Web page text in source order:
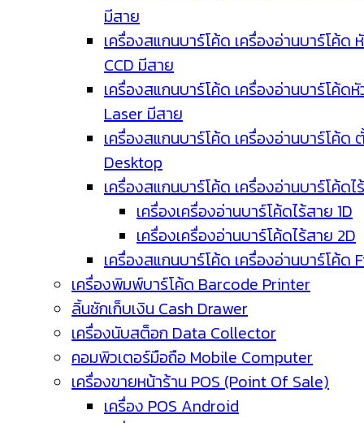
มีสาย
เครื่องสแกนบาร์โค้ด เครื่องอ่านบาร์โค้ด
CCD มีสาย
เครื่องสแกนบาร์โค้ด เครื่องอ่านบาร์โค้ด
Laser มีสาย
เครื่องสแกนบาร์โค้ด เครื่องอ่านบาร์โค้ด
Desktop
เครื่องสแกนบาร์โค้ด เครื่องอ่านบาร์โค้ดไ
เครื่องเครื่องอ่านบาร์โค้ดไร้สาย 1D
เครื่องเครื่องอ่านบาร์โค้ดไร้สาย 2D
เครื่องสแกนบาร์โค้ด เครื่องอ่านบาร์โค้ด
เครื่องพิมพ์บาร์โค้ด Barcode Printer
ลิ้นชักเก็บเงิน Cash Drawer
เครื่องนับสต็อก Data Collector
คอมพิวเตอร์มือถือ Mobile Computer
เครื่องขายหน้าร้าน POS (Point Of Sale)
เครื่อง POS Android